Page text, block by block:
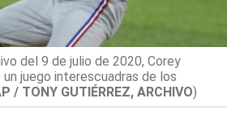
del 9 de julio de 2020, Corey
un juego interescuadras de los
/ TONY GUTIÉRREZ, ARCHIVO)